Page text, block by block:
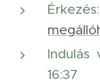
Indulás
16:37